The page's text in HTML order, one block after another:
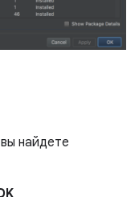
вы найдете